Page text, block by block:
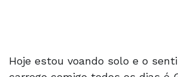
Hoje estou voando solo e o